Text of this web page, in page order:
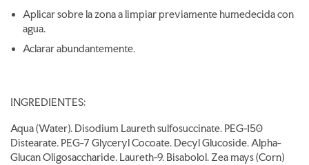
Aplicar sobre la zona a limpiar previamente humedecida con
agua.
Aclarar abundantemente.
INGREDIENTES:
Aqua (Water). Disodium Laureth sulfosuccinate. PEG-150
Distearate. PEG-7 Glyceryl Cocoate. Decyl Glucoside. Alpha-
Glucan Oligosaccharide. Laureth-9. Bisabolol. Zea mays (Corn)